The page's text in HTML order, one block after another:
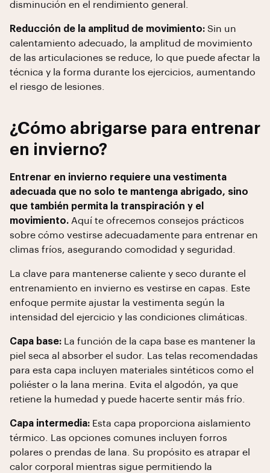
disminución en el rendimiento general.
Reducción de la amplitud de movimiento: Sin un
calentamiento adecuado, la amplitud de movimiento
de las articulaciones se reduce, lo que puede afectar la
técnica y la forma durante los ejercicios, aumentando
el riesgo de lesiones.
¿Cómo abrigarse para entrenar
en invierno?
Entrenar en invierno requiere una vestimenta
adecuada que no solo te mantenga abrigado, sino
que también permita la transpiración y el
movimiento. Aquí te ofrecemos consejos prácticos
sobre cómo vestirse adecuadamente para entrenar en
climas fríos, asegurando comodidad y seguridad.
La clave para mantenerse caliente y seco durante el
entrenamiento en invierno es vestirse en capas. Este
enfoque permite ajustar la vestimenta según la
intensidad del ejercicio y las condiciones climáticas.
Capa base: La función de la capa base es mantener la
piel seca al absorber el sudor. Las telas recomendadas
para esta capa incluyen materiales sintéticos como el
poliéster o la lana merina. Evita el algodón, ya que
retiene la humedad y puede hacerte sentir más frío.
Capa intermedia: Esta capa proporciona aislamiento
térmico. Las opciones comunes incluyen forros
polares o prendas de lana. Su propósito es atrapar el
calor corporal mientras sigue permitiendo la